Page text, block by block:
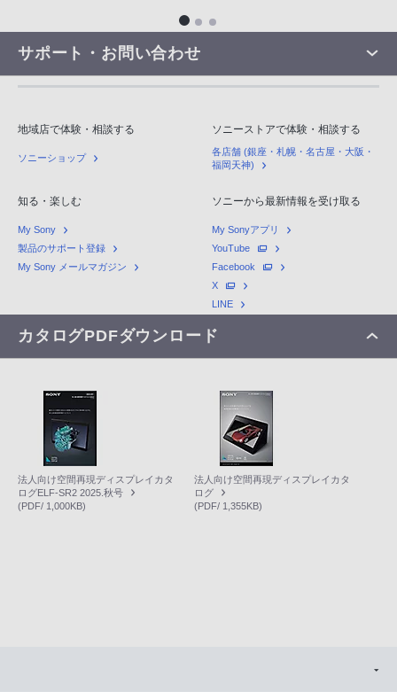
サポート・お問い合わせ
地域店で体験・相談する
ソニーショップ
ソニーストアで体験・相談する
各店舗 (銀座・札幌・名古屋・大阪・
福岡天神)
知る・楽しむ
My Sony
製品のサポート登録
My Sony メールマガジン
ソニーから最新情報を受け取る
My Sonyアプリ
YouTube
Facebook
X
LINE
カタログPDFダウンロード
法人向け空間再現ディスプレイカタ
ログELF-SR2 2025.秋号
(PDF/ 1,000KB)
法人向け空間再現ディスプレイカタ
ログ
(PDF/ 1,355KB)